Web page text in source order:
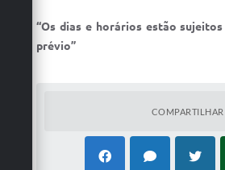
“Os dias e horários estão
prévio”
COMPARTILHAR